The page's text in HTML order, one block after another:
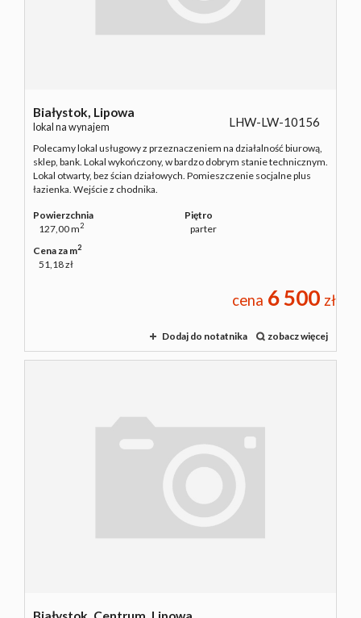
Białystok, Lipowa
lokal na wynajem LHW-LW-10156
Polecamy lokal usługowy z przeznaczeniem na działalność biurową,
sklep, bank. Lokal wykończony, w bardzo dobrym stanie technicznym.
Lokal otwarty, bez ścian działowych. Pomieszczenie socjalne plus
łazienka. Wejście z chodnika.
Powierzchnia
127,00 m2
Piętro
parter
Cena za m2
51,18 zł
cena 6 500 zł
Dodaj do notatnika zobacz więcej